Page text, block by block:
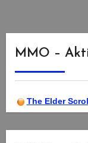
Beiträge
MMO –
The Elder